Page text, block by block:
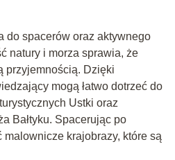
do spacerów oraz aktywnego
natury i morza sprawia, że
przyjemnością. Dzięki
mogą łatwo dotrzeć do
Ustki oraz
Bałtyku. Spacerując po
krajobrazy, które są